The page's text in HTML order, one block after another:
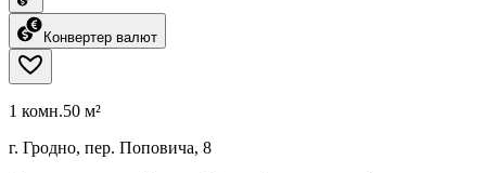
Конвертер валют
1 комн.50 м²
г. Гродно, пер. Поповича, 8